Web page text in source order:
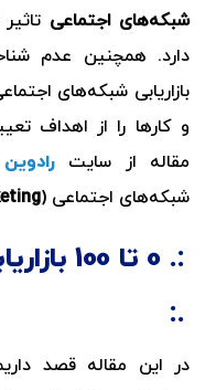
شبکه‌های اجتماعی
دارد. همچنین عدم
بازاریابی شبکه‌های
و کارها را از اهداف
مقاله از سایترادوین
شبکه‌های اجتماعی (
0 تا 100 بازاریابی شبکه‌های اجتماعی
در این مقاله قصد